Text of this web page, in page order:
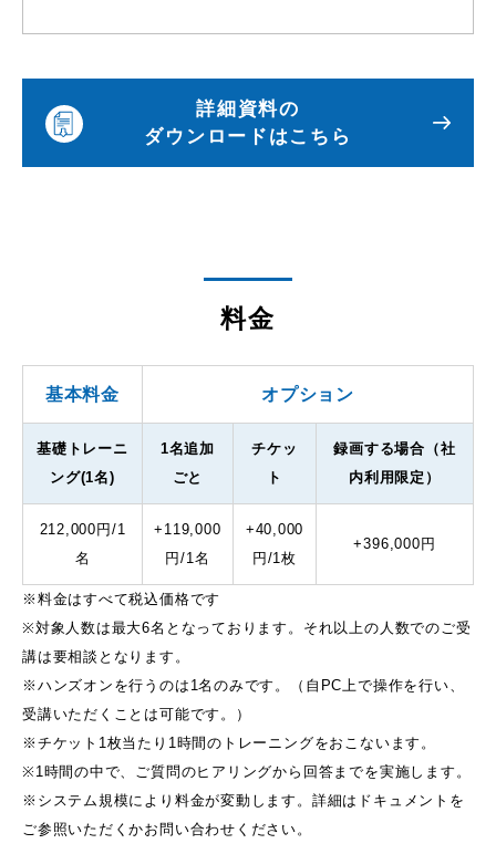
詳細資料の
ダウンロードはこちら
料金
基本料金 オプション
基礎トレーニ
ング(1名)
1名追加
ごと
チケッ
ト
録画する場合（社
内利用限定）
212,000円/1
名
+119,000
円/1名
+40,000
円/1枚
+396,000円
※料金はすべて税込価格です
※対象人数は最大6名となっております。それ以上の人数でのご受
講は要相談となります。
※ハンズオンを行うのは1名のみです。（自PC上で操作を行い、
受講いただくことは可能です。）
※チケット1枚当たり1時間のトレーニングをおこないます。
※1時間の中で、ご質問のヒアリングから回答までを実施します。
※システム規模により料金が変動します。詳細はドキュメントを
ご参照いただくかお問い合わせください。